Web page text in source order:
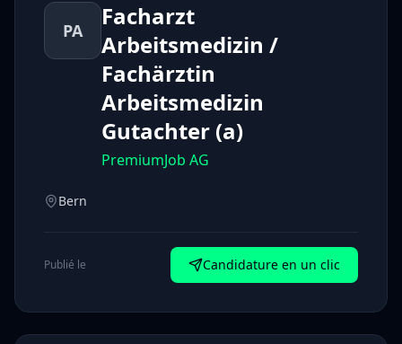
PA
Facharzt
Arbeitsmedizin /
Fachärztin
Arbeitsmedizin
Gutachter (a)
PremiumJob AG
Bern
Publié le Candidature en un clic